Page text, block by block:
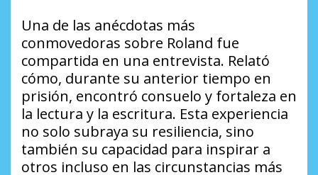
Una de las anécdotas más
conmovedoras sobre Roland fue
compartida en una entrevista. Relató
cómo, durante su anterior tiempo en
prisión, encontró consuelo y fortaleza en
la lectura y la escritura. Esta experiencia
no solo subraya su resiliencia, sino
también su capacidad para inspirar a
otros incluso en las circunstancias más